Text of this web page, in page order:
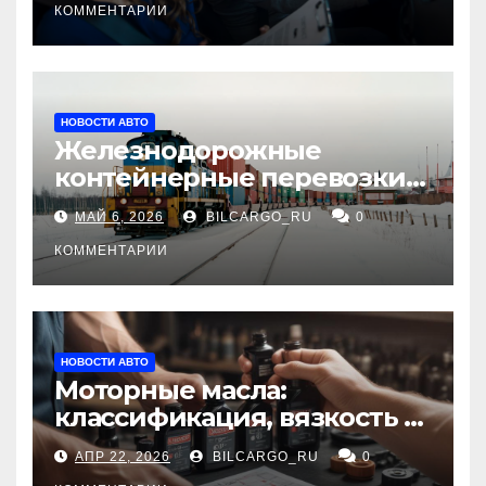
КОММЕНТАРИИ
НОВОСТИ АВТО
Железнодорожные
контейнерные перевозки
из Китая в Россию:
маршруты, сроки и
требования
МАЙ 6, 2026 BILCARGO_RU 0
КОММЕНТАРИИ
НОВОСТИ АВТО
Моторные масла:
классификация, вязкость и
рекомендации по выбору
для различных типов
АПР 22, 2026 BILCARGO_RU 0